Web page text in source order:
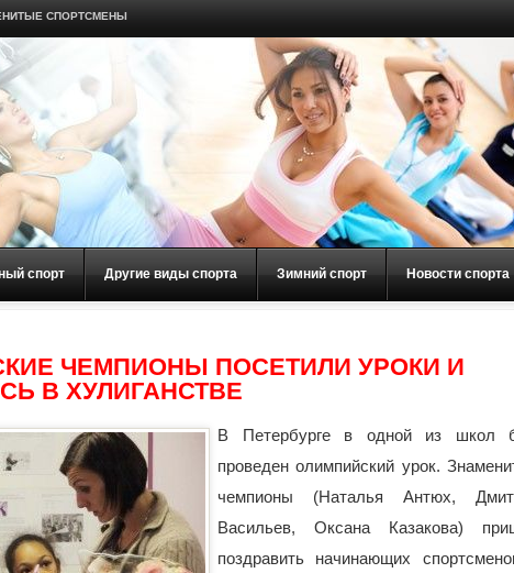
СПОРТСМЕНЫ
спорт Другие виды спорта Зимний спорт Новости спорта
ЧЕМПИОНЫ ПОСЕТИЛИ УРОКИ И
В ХУЛИГАНСТВЕ
В Петербурге в одной из школ
проведен олимпийский урок.
чемпионы (Наталья Антюх,
Васильев, Оксана Казакова)
поздравить начинающих